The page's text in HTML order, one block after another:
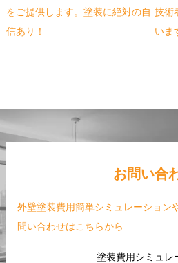
をご提供します。塗装に絶対の自
信あり！
技術
いま
お問い合
外壁塗装費用簡単シミュレーション
問い合わせはこちらから
塗装費用シミュレ